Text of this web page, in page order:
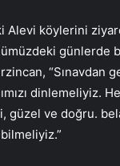
Alevi köylerini
günlerde
“Sınavdan
dinlemeliyiz.
güzel ve doğru.